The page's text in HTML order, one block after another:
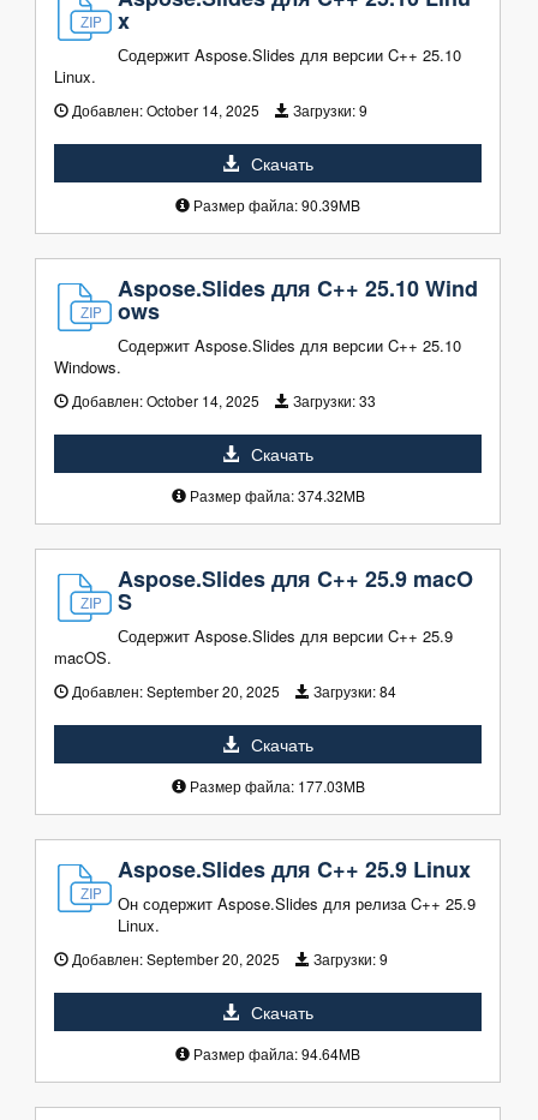
x
Содержит Aspose.Slides для версии C++ 25.10
Linux.
Добавлен:October 14, 2025 Загрузки:9
Скачать
Размер файла: 90.39MB
Aspose.Slides для C++ 25.10 Wind
ows
Содержит Aspose.Slides для версии C++ 25.10
Windows.
Добавлен:October 14, 2025 Загрузки:33
Скачать
Размер файла: 374.32MB
Aspose.Slides для C++ 25.9 macO
S
Содержит Aspose.Slides для версии C++ 25.9
macOS.
Добавлен:September 20, 2025 Загрузки:84
Скачать
Размер файла: 177.03MB
Aspose.Slides для C++ 25.9 Linux
Он содержит Aspose.Slides для релиза C++ 25.9
Linux.
Добавлен:September 20, 2025 Загрузки:9
Скачать
Размер файла: 94.64MB